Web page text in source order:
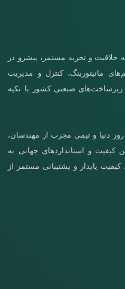
و تجربه مستمر، پیشرو در
مانیتورینگ، کنترل و مدیریت
صنعتی کشور با تکیه
روز دنیا و تیمی مجرب از مهندسان،
کیفیت و استانداردهای جهانی به
پایدار و پشتیبانی مستمر از